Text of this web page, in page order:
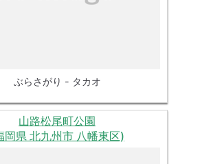
ぶらさがり - タカオ
山路松尾町公園
岡県 北九州市 八幡東区)